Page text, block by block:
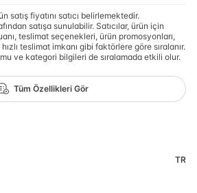
satış fiyatını satıcı belirlemektedir.
satışa sunulabilir. Satıcılar, ürün için
teslimat seçenekleri, ürün promosyonları,
teslimat imkanı gibi faktörlere göre sıralanır.
ve kategori bilgileri de sıralamada etkili olur.
Tüm Özellikleri Gör
TR